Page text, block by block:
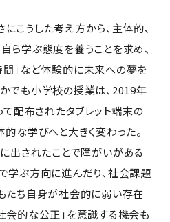
こうした考え方から、主体的、
ら学ぶ態度を養うことを求め、
」など体験的に未来への夢を
でも小学校の授業は、2019年
配布されたタブレット端末の
な学びへと大きく変わった。
に出されたことで障がいがある
学ぶ方向に進んだり、社会課題
たち自身が社会的に弱い存在
会的な公正」を意識する機会も